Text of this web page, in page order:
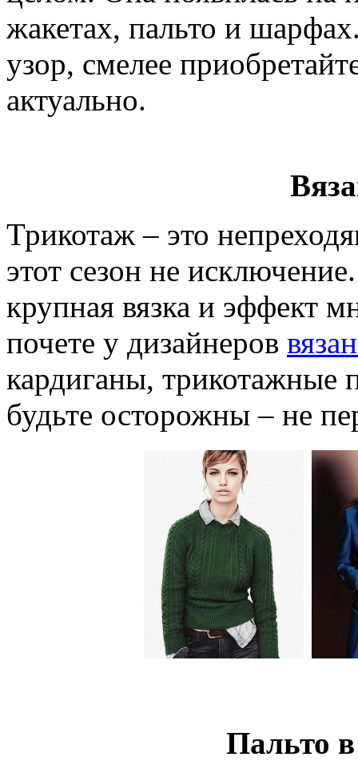
жакетах, пальто и
узор, смелее
актуально.
Трикотаж – это
этот сезон не
крупная вязка и эффект
почете у дизайнеров
кардиганы, трикотажные
будьте осторожны – не
Пальто